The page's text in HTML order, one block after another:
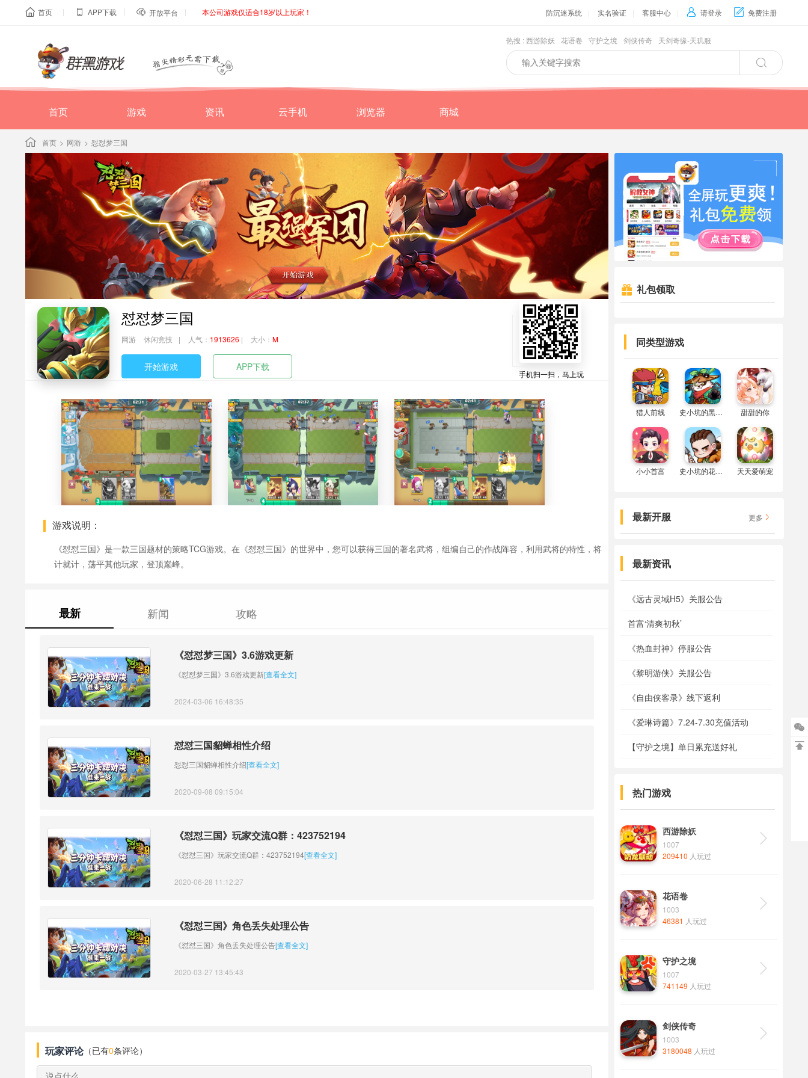
 首页 |  APP下载 |  开放平台 | 本公司游戏仅适合18岁以上玩家！ 防沉迷系统 实名验证 客服中心  请登录  免费注册
热搜 :西游除妖 花语卷 守护之境 剑侠传奇 天剑奇缘-天玑服

首页 游戏 资讯 云手机 浏览器 商城
首页 > 网游 > 怼怼梦三国


怼怼梦三国
网游 休闲竞技 | 人气： 1913626 | 大小： M
开始游戏 APP下载
手机扫一扫，马上玩
游戏说明：
《怼怼三国》是一款三国题材的策略TCG游戏。在《怼怼三国》的世界中，您可以获得三国的著名武将，组编自己的作战阵容，利用武将的特性，将
计就计，荡平其他玩家，登顶巅峰。
最新 新闻 攻略
《怼怼梦三国》3.6游戏更新
《怼怼梦三国》3.6游戏更新[查看全文]
2024-03-06 16:48:35
怼怼三国貂蝉相性介绍
怼怼三国貂蝉相性介绍[查看全文]
2020-09-08 09:15:04
《怼怼三国》玩家交流Q群：423752194
《怼怼三国》玩家交流Q群：423752194[查看全文]
2020-06-28 11:12:27
《怼怼三国》角色丢失处理公告
《怼怼三国》角色丢失处理公告[查看全文]
2020-03-27 13:45:43
玩家评论（已有0条评论）
 礼包领取
同类型游戏
猎人前线 史小坑的黑暗料理 甜甜的你
小小首富 史小坑的花前月下 天天爱萌宠
最新开服 更多
最新资讯
《远古灵域H5》关服公告
首富‘清爽初秋’
《热血封神》停服公告
《黎明游侠》关服公告
《自由侠客录》线下返利
《爱琳诗篇》7.24-7.30充值活动
【守护之境】单日累充送好礼
热门游戏

西游除妖
1007
209410 人玩过

花语卷
1003
46381 人玩过

守护之境
1007
741149 人玩过

剑侠传奇
1003
3180048 人玩过